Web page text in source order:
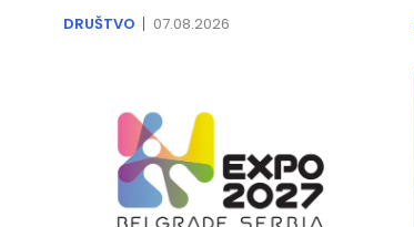
DRUŠTVO 07.08.2026